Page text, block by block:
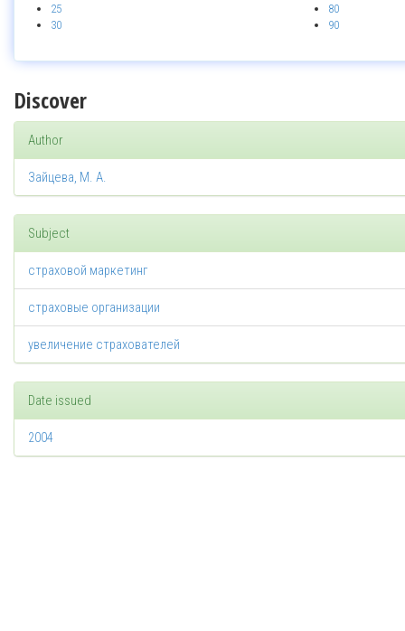
25
30
80
90
Discover
Author
Зайцева, М. А.
Subject
страховой маркетинг
страховые организации
увеличение страхователей
Date issued
2004